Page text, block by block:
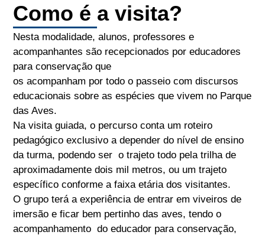
Como é a visita?
Nesta modalidade, alunos, professores e
acompanhantes são recepcionados por educadores
para conservação que
os acompanham por todo o passeio com discursos
educacionais sobre as espécies que vivem no Parque
das Aves.
Na visita guiada, o percurso conta um roteiro
pedagógico exclusivo a depender do nível de ensino
da turma, podendo ser o trajeto todo pela trilha de
aproximadamente dois mil metros, ou um trajeto
específico conforme a faixa etária dos visitantes.
O grupo terá a experiência de entrar em viveiros de
imersão e ficar bem pertinho das aves, tendo o
acompanhamento do educador para conservação,